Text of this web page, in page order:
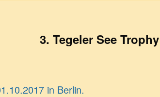
3. Tegeler See Trophy
in Berlin.